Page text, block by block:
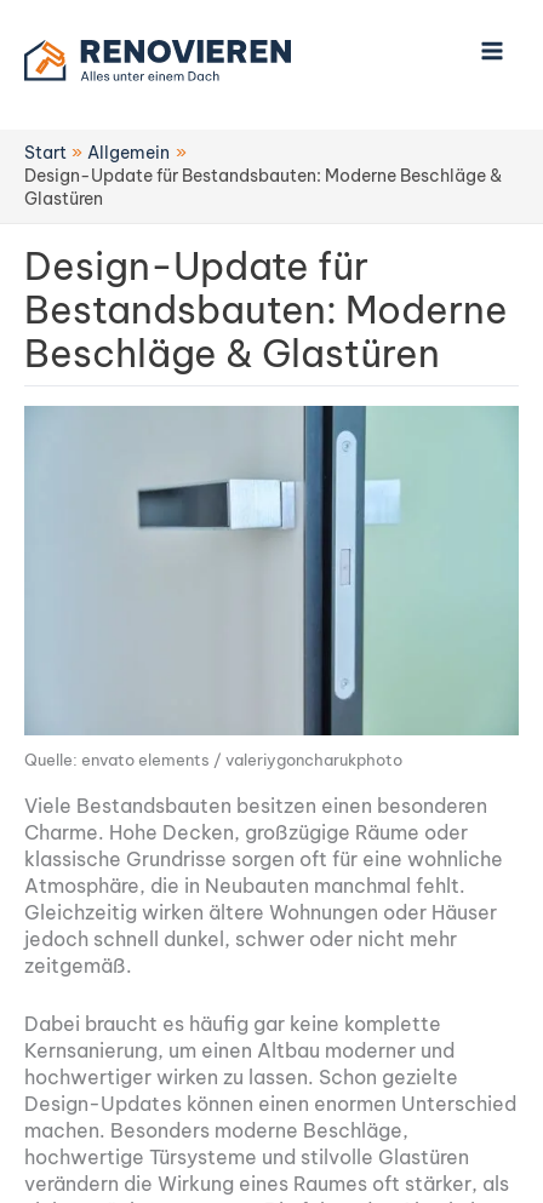
Inhalt
springen
Start
Allgemein
Design-Update für Bestandsbauten: Moderne Beschläge &
Glastüren
Design-Update für
Bestandsbauten: Moderne
Beschläge & Glastüren
Quelle: envato elements / valeriygoncharukphoto
Viele Bestandsbauten besitzen einen besonderen
Charme. Hohe Decken, großzügige Räume oder
klassische Grundrisse sorgen oft für eine wohnliche
Atmosphäre, die in Neubauten manchmal fehlt.
Gleichzeitig wirken ältere Wohnungen oder Häuser
jedoch schnell dunkel, schwer oder nicht mehr
zeitgemäß.
Dabei braucht es häufig gar keine komplette
Kernsanierung, um einen Altbau moderner und
hochwertiger wirken zu lassen. Schon gezielte
Design-Updates können einen enormen Unterschied
machen. Besonders moderne Beschläge,
hochwertige Türsysteme und stilvolle Glastüren
verändern die Wirkung eines Raumes oft stärker, als